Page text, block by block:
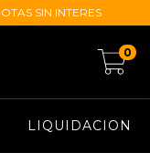
SIN INTERES
0
LIQUIDACION